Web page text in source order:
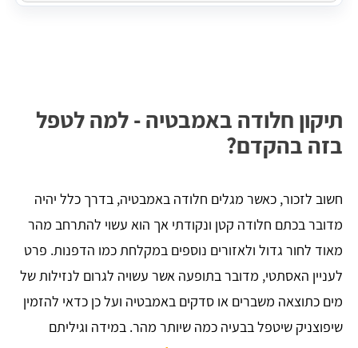
תיקון חלודה באמבטיה - למה לטפל
בזה בהקדם?
חשוב לזכור, כאשר מגלים חלודה באמבטיה, בדרך כלל יהיה
מדובר בכתם חלודה קטן ונקודתי אך הוא עשוי להתרחב מהר
מאוד לחור גדול ולאזורים נוספים במקלחת כמו הדפנות. פרט
לעניין האסתטי, מדובר בתופעה אשר עשויה לגרום לנזילות של
מים כתוצאה משברים או סדקים באמבטיה ועל כן כדאי להזמין
שיפוצניק שיטפל בבעיה כמה שיותר מהר. במידה וגיליתם